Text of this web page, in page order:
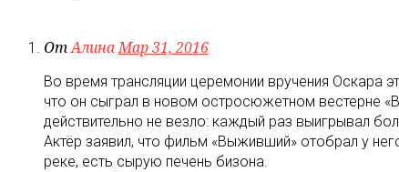
ОтАлинаМар 31, 2016
Во время трансляции церемонии вручения Оскара
что он сыграл в новом остросюжетном вестерне
действительно не везло: каждый раз выигрывал
Актёр заявил, что фильм «Выживший» отобрал у
реке, есть сырую печень бизона.